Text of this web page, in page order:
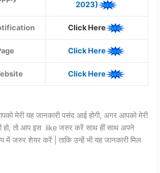
2023)
Click Here
Click Here
Click Here
मेरी यह जानकारी पसंद आई होगी, अगर आपको मेरी
हो, तो आप इस like जरुर करें साथ हीं साथ अपने
में जरुर शेयर करें | ताकि उन्हें भी यह जानकारी मिल